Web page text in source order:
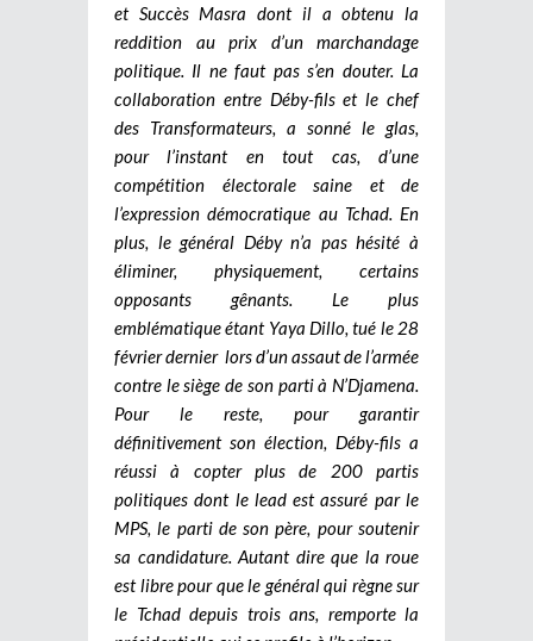
et Succès Masra dont il a obtenu la
reddition au prix d’un marchandage
politique. Il ne faut pas s’en douter. La
collaboration entre Déby-fils et le chef
des Transformateurs, a sonné le glas,
pour l’instant en tout cas, d’une
compétition électorale saine et de
l’expression démocratique au Tchad. En
plus, le général Déby n’a pas hésité à
éliminer, physiquement, certains
opposants gênants. Le plus
emblématique étant Yaya Dillo, tué le 28
février dernier lors d’un assaut de l’armée
contre le siège de son parti à N’Djamena.
Pour le reste, pour garantir
définitivement son élection, Déby-fils a
réussi à copter plus de 200 partis
politiques dont le lead est assuré par le
MPS, le parti de son père, pour soutenir
sa candidature. Autant dire que la roue
est libre pour que le général qui règne sur
le Tchad depuis trois ans, remporte la